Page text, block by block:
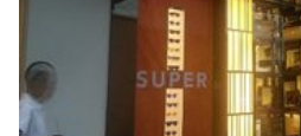
Spazio pubblicitario
Spazio unico
Stand / Bancarella